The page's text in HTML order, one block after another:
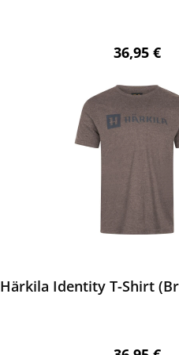
Regulärer
36,95 €
Härkila Identity T-Shirt